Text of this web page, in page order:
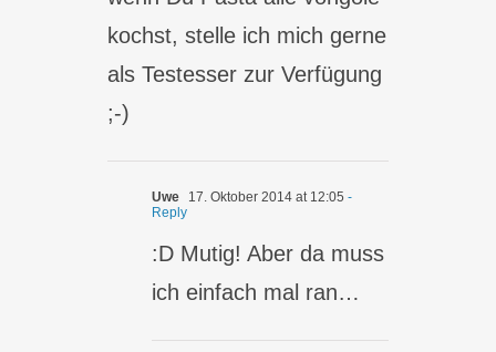
kochst, stelle ich mich gerne
als Testesser zur Verfügung
;-)
Uwe 17. Oktober 2014 at 12:05 -
Reply
:D Mutig! Aber da muss
ich einfach mal ran…